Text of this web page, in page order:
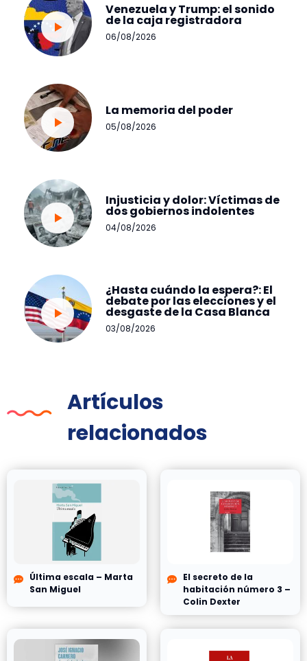
Venezuela y Trump: el sonido
de la caja registradora
06/08/2026
La memoria del poder
05/08/2026
Injusticia y dolor: Víctimas de
dos gobiernos indolentes
04/08/2026
¿Hasta cuándo la espera?: El
debate por las elecciones y el
desgaste de la Casa Blanca
03/08/2026
Artículos
relacionados
Última escala – Marta
San Miguel
El secreto de la
habitación número 3 –
Colin Dexter